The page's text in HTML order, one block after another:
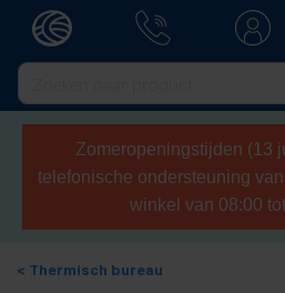
Zomeropeningstijden (13
telefonische ondersteuning
winkel van 08:00
Thermisch bureau